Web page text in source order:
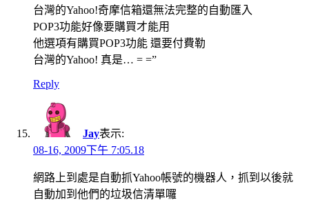
台灣的Yahoo!奇摩信箱還無法完整的自動匯入
POP3功能好像要購買才能用
他選項有購買POP3功能 還要付費勒
台灣的Yahoo! 真是… = =”
Reply
Jay表示:
08-16, 2009下午 7:05.18
網路上到處是自動抓Yahoo帳號的機器人，抓到以後就
自動加到他們的垃圾信清單囉